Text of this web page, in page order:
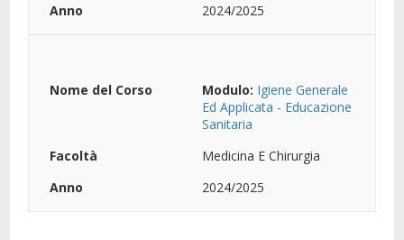
2024/2025
Modulo: Igiene Generale
Ed Applicata - Educazione
Sanitaria
Medicina E Chirurgia
2024/2025